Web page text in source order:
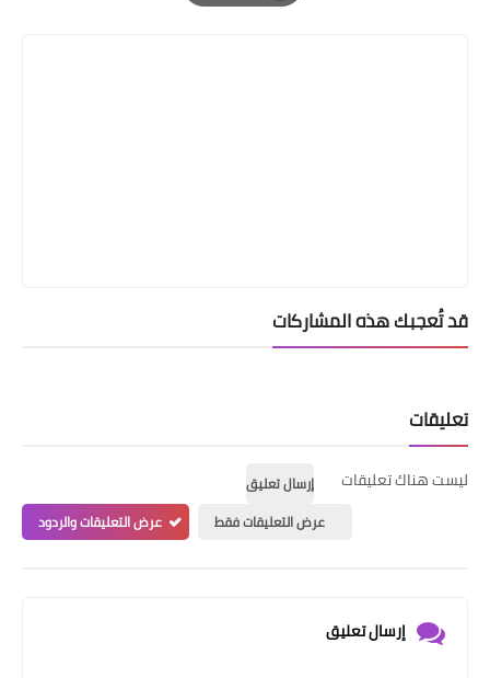
Print
قد تُعجبك هذه المشاركات
تعليقات
ليست هناك تعليقات
إرسال تعليق
عرض التعليقات فقط
عرض التعليقات والردود
إرسال تعليق